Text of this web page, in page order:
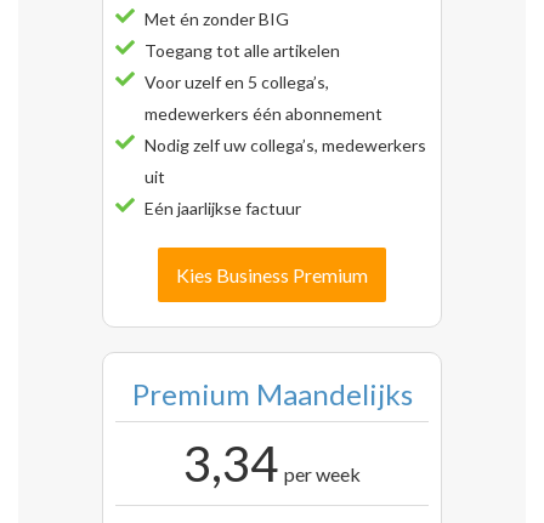
Met én zonder BIG
Toegang tot alle artikelen
Voor uzelf en 5 collega’s,
medewerkers één abonnement
Nodig zelf uw collega’s, medewerkers
uit
Eén jaarlijkse factuur
Kies Business Premium
Premium Maandelijks
3,34 per week